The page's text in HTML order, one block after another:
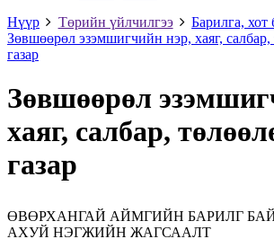
Нүүр
Төрийн үйлчилгээ
Барилга, хот
Зөвшөөрөл эзэмшигчийн нэр, хаяг,
газар
Зөвшөөрөл
хаяг, салбар,
газар
ӨВӨРХАНГАЙ АЙМГИЙН БАРИЛГ
АХУЙ НЭГЖИЙН ЖАГСААЛТ